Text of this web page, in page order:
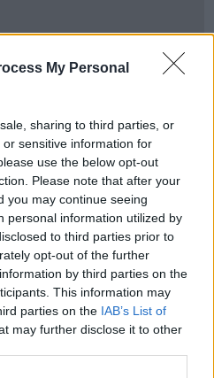
My Personal
sharing to third parties, or
sensitive information for
use the below opt-out
Please note that after your
you may continue seeing
personal information utilized by
to third parties prior to
opt-out of the further
by third parties on the
This information may
parties on the IAB’s List of
may further disclose it to other
a Zaragoza